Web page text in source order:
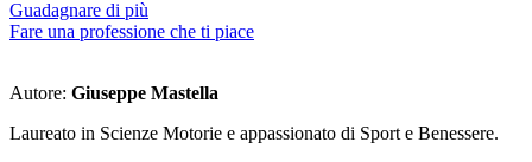
Guadagnare di più
Fare una professione che ti piace
Autore: Giuseppe Mastella
Laureato in Scienze Motorie e appassionato di Sport e Benessere.